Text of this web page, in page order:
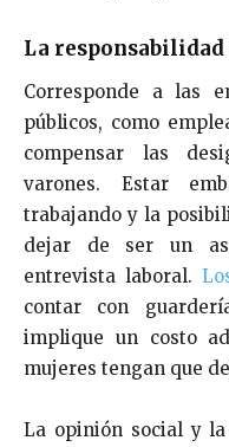
La
Corresponde a las
públicos, como
compensar las
varones. Estar
trabajando y la
dejar de ser un
entrevista laboral.
contar con
implique un costo
mujeres tengan que
La opinión social y